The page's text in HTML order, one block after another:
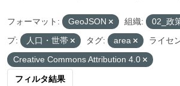
フォーマット: GeoJSON 組織: 02_政
プ:
人口・世帯 タグ: area
ライセ
Creative Commons Attribution 4.0
フィルタ結果